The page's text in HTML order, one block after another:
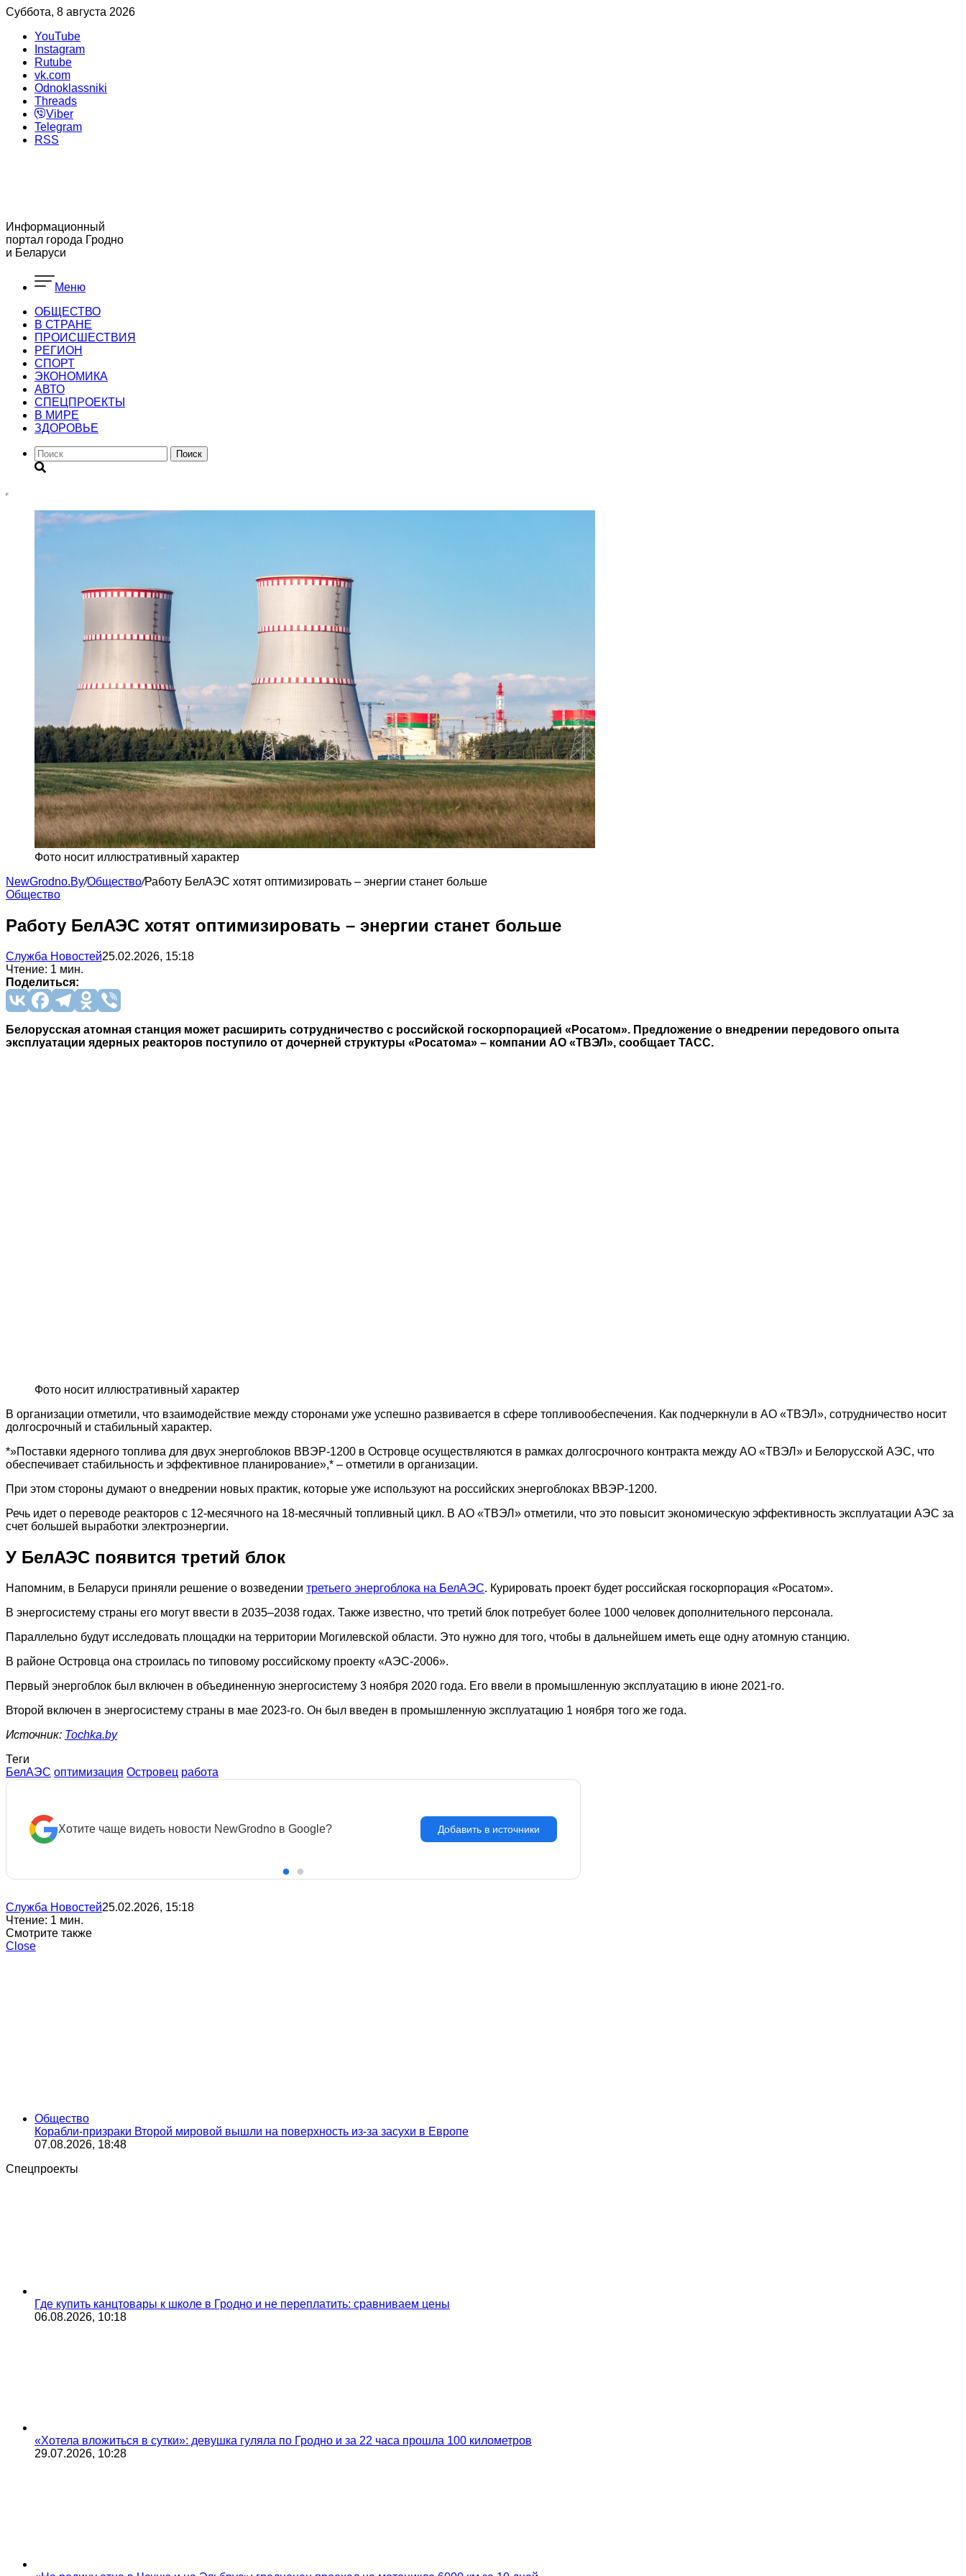
Суббота, 8 августа 2026
YouTube
Instagram
Rutube
vk.com
Odnoklassniki
Threads
Viber
Telegram
RSS
Информационный
портал города Гродно
и Беларуси
Меню
ОБЩЕСТВО
В СТРАНЕ
ПРОИСШЕСТВИЯ
РЕГИОН
CПОРТ
ЭКОНОМИКА
АВТО
СПЕЦПРОЕКТЫ
В МИРЕ
ЗДОРОВЬЕ
Поиск
Фото носит иллюстративный характер
NewGrodno.By/Общество/Работу БелАЭС хотят оптимизировать – энергии станет больше
Общество
Работу БелАЭС хотят оптимизировать – энергии станет больше
Служба Новостей25.02.2026, 15:18
Чтение: 1 мин.
Поделиться:
Белорусская атомная станция может расширить сотрудничество с российской госкорпорацией «Росатом». Предложение о внедрении передового опыта
эксплуатации ядерных реакторов поступило от дочерней структуры «Росатома» – компании АО «ТВЭЛ», сообщает ТАСС.
Фото носит иллюстративный характер
В организации отметили, что взаимодействие между сторонами уже успешно развивается в сфере топливообеспечения. Как подчеркнули в АО «ТВЭЛ», сотрудничество носит
долгосрочный и стабильный характер.
*»Поставки ядерного топлива для двух энергоблоков ВВЭР-1200 в Островце осуществляются в рамках долгосрочного контракта между АО «ТВЭЛ» и Белорусской АЭС, что
обеспечивает стабильность и эффективное планирование»,* – отметили в организации.
При этом стороны думают о внедрении новых практик, которые уже используют на российских энергоблоках ВВЭР-1200.
Речь идет о переводе реакторов с 12-месячного на 18-месячный топливный цикл. В АО «ТВЭЛ» отметили, что это повысит экономическую эффективность эксплуатации АЭС за
счет большей выработки электроэнергии.
У БелАЭС появится третий блок
Напомним, в Беларуси приняли решение о возведении третьего энергоблока на БелАЭС. Курировать проект будет российская госкорпорация «Росатом».
В энергосистему страны его могут ввести в 2035–2038 годах. Также известно, что третий блок потребует более 1000 человек дополнительного персонала.
Параллельно будут исследовать площадки на территории Могилевской области. Это нужно для того, чтобы в дальнейшем иметь еще одну атомную станцию.
В районе Островца она строилась по типовому российскому проекту «АЭС-2006».
Первый энергоблок был включен в объединенную энергосистему 3 ноября 2020 года. Его ввели в промышленную эксплуатацию в июне 2021-го.
Второй включен в энергосистему страны в мае 2023-го. Он был введен в промышленную эксплуатацию 1 ноября того же года.
Источник: Tochka.by
Теги
БелАЭС оптимизация Островец работа
Хотите чаще видеть новости NewGrodno в Google? Добавить в источники
Служба Новостей25.02.2026, 15:18
Чтение: 1 мин.
Смотрите также
Close
Общество
Корабли-призраки Второй мировой вышли на поверхность из-за засухи в Европе
07.08.2026, 18:48
Спецпроекты
Где купить канцтовары к школе в Гродно и не переплатить: сравниваем цены
06.08.2026, 10:18
«Хотела вложиться в сутки»: девушка гуляла по Гродно и за 22 часа прошла 100 километров
29.07.2026, 10:28